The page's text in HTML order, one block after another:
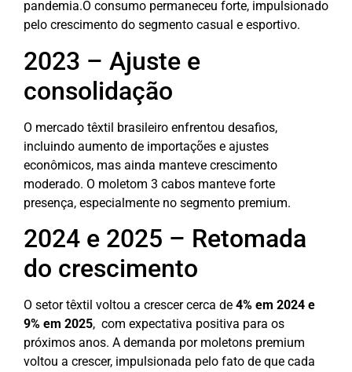
pandemia.O consumo permaneceu forte, impulsionado
pelo crescimento do segmento casual e esportivo.
2023 – Ajuste e
consolidação
O mercado têxtil brasileiro enfrentou desafios,
incluindo aumento de importações e ajustes
econômicos, mas ainda manteve crescimento
moderado. O moletom 3 cabos manteve forte
presença, especialmente no segmento premium.
2024 e 2025 – Retomada
do crescimento
O setor têxtil voltou a crescer cerca de 4% em 2024 e
9% em 2025, com expectativa positiva para os
próximos anos. A demanda por moletons premium
voltou a crescer, impulsionada pelo fato de que cada